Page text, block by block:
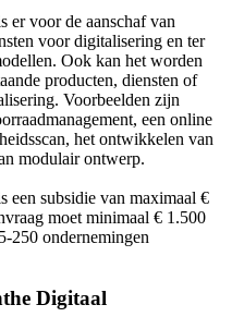
er voor de aanschaf van
voor digitalisering en ter
Ook kan het worden
producten, diensten of
Voorbeelden zijn
een online
het ontwikkelen van
modulair ontwerp.
een subsidie van maximaal €
moet minimaal € 1.500
250 ondernemingen
Digitaal